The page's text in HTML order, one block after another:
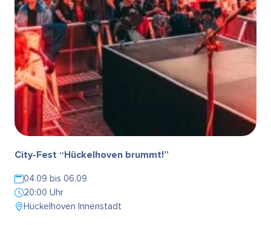
City-Fest “Hückelhoven brummt!”
04.09 bis 06.09
20:00 Uhr
Hückelhoven Innenstadt